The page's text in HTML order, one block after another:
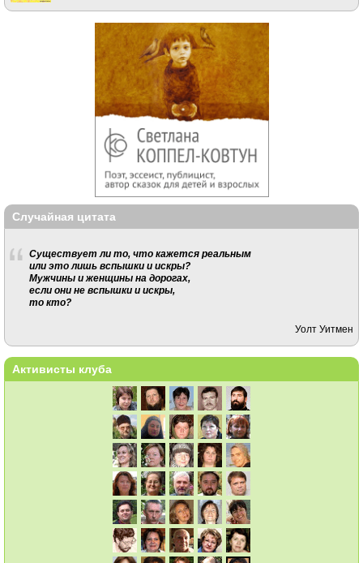
Случайная цитата
Существует ли то, что кажется реальным
или это лишь вспышки и искры?
Мужчины и женщины на дорогах,
если они не вспышки и искры,
то кто?
Уолт Уитмен
Активисты клуба